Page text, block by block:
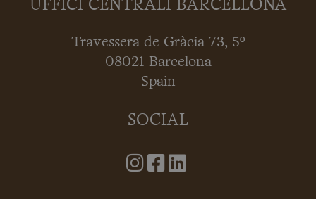
UFFICI CENTRALI BARCELLONA
Travessera de Gràcia 73, 5º
08021 Barcelona
Spain
SOCIAL